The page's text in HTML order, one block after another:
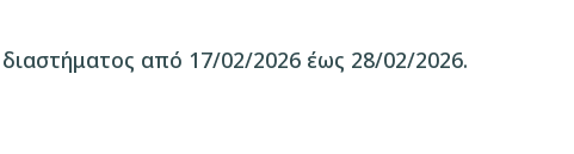
διαστήματος από 17/02/2026 έως 28/02/2026.